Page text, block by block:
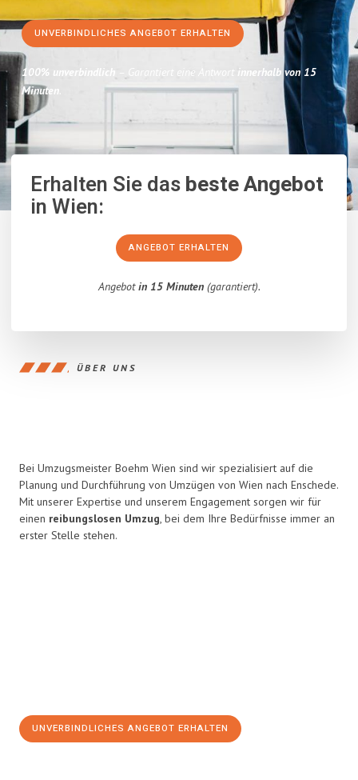
UNVERBINDLICHES ANGEBOT ERHALTEN
100% unverbindlich – Garantiert eine Antwort innerhalb von 15
Minuten.
Erhalten Sie dasbeste Angebot
in Wien:
ANGEBOT ERHALTEN
Angebotin 15 Minuten(garantiert).
ÜBER UNS
Bei Umzugsmeister Boehm Wien sind wir spezialisiert auf die
Planung und Durchführung von Umzügen von Wien nach Enschede.
Mit unserer Expertise und unserem Engagement sorgen wir für
einen reibungslosen Umzug, bei dem Ihre Bedürfnisse immer an
erster Stelle stehen.
UNVERBINDLICHES ANGEBOT ERHALTEN